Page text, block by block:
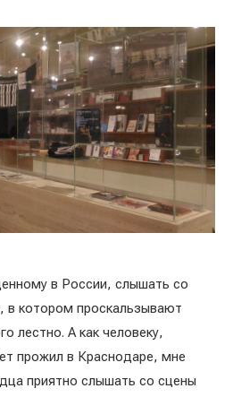
в России, слышать со
в котором проскальзывают
лестно. А как человеку,
прожил в Краснодаре, мне
приятно слышать со сцены